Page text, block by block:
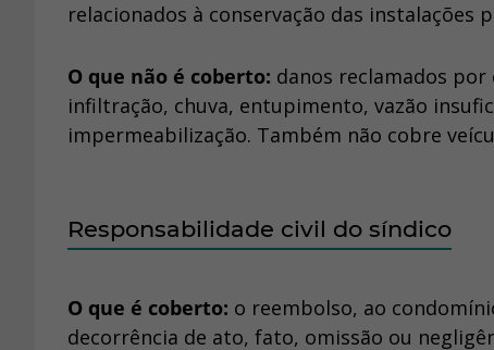
relacionados à conservação das instalações
O que não é coberto: danos reclamados
infiltração, chuva, entupimento, vazão
impermeabilização. Também não cobre
Responsabilidade civil do síndico
O que é coberto: o reembolso, ao
decorrência de ato, fato, omissão ou